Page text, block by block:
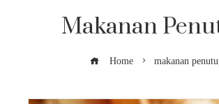
Makanan
Home makanan